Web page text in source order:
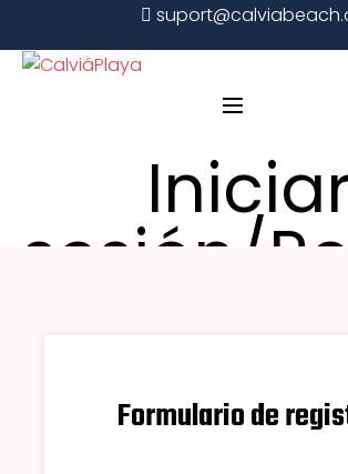
+34 642 789 599
Cámaras web
Playas
Iniciar
sesión/
Formulario de